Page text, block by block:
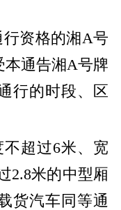
资格的湘A号
本通告湘A号牌
行的时段、区
超过6米、宽
2.8米的中型厢
货汽车同等通